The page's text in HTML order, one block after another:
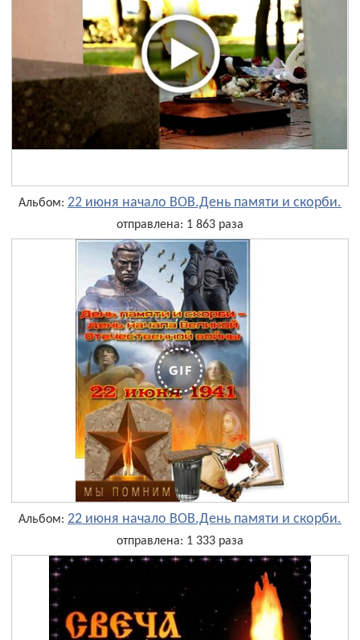
Альбом: 22 июня начало ВОВ.День памяти и скорби.
отправлена: 1 863 раза
Альбом: 22 июня начало ВОВ.День памяти и скорби.
отправлена: 1 333 раза